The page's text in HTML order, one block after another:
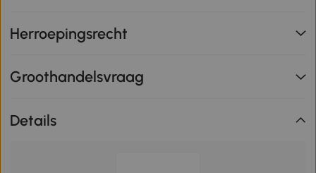
Herroepingsrecht
Groothandelsvraag
Details